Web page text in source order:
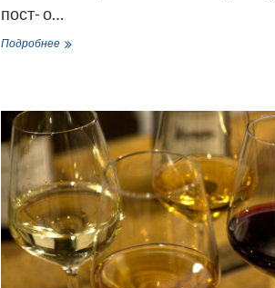
пост- о…
ПодробнееГрузинский
Жизнь
прекрасна